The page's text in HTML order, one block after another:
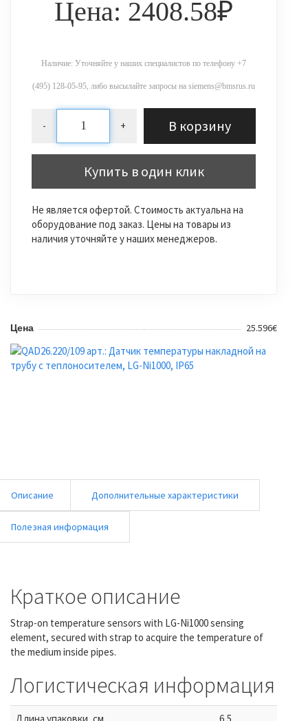
Цена: 2408.58₽
Наличие: Уточняйте у наших специалистов по телефону +7
(495) 128-05-95, либо высылайте запросы на siemens@bmsrus.ru
- + В корзину
Купить в один клик
Не является офертой. Стоимость актуальна на
оборудование под заказ. Цены на товары из
наличия уточняйте у наших менеджеров.
Цена 25.596€
Описание Дополнительные характеристики
Полезная информация
Краткое описание
Strap-on temperature sensors with LG-Ni1000 sensing
element, secured with strap to acquire the temperature of
the medium inside pipes.
Логистическая информация
Длина упаковки, см
6,5